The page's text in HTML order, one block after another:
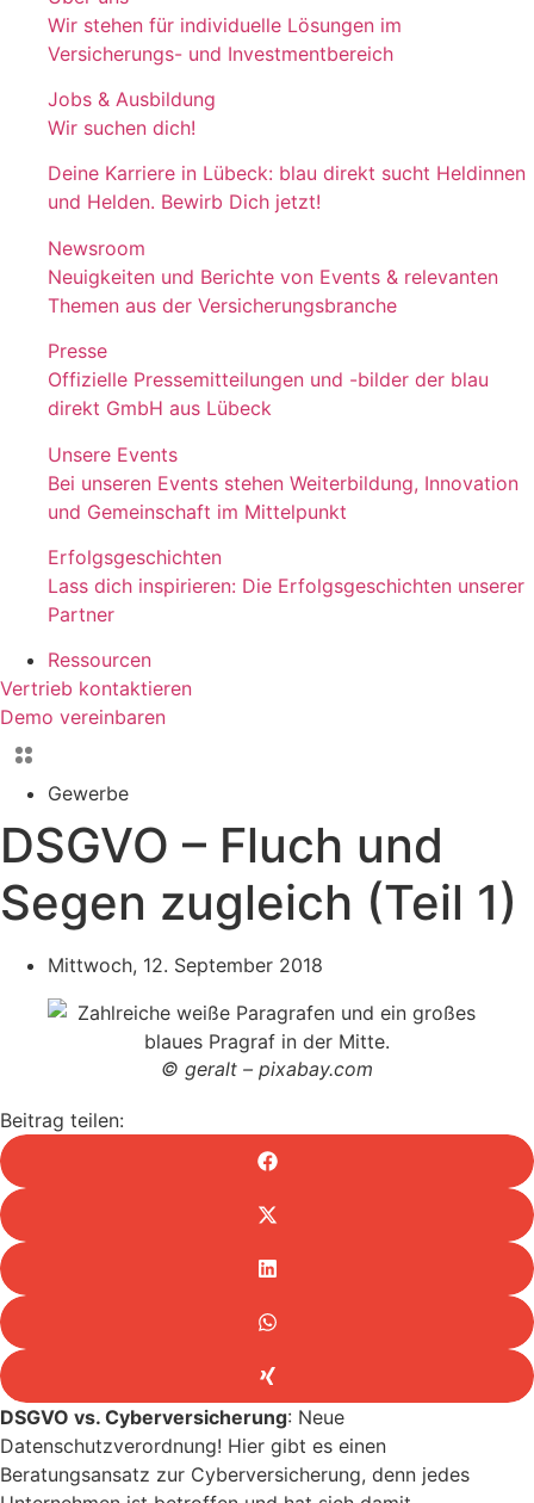
Wir stehen für individuelle Lösungen im
Versicherungs- und Investmentbereich
Jobs & Ausbildung
Wir suchen dich!
Deine Karriere in Lübeck: blau direkt sucht Heldinnen
und Helden. Bewirb Dich jetzt!
Newsroom
Neuigkeiten und Berichte von Events & relevanten
Themen aus der Versicherungsbranche
Presse
Offizielle Pressemitteilungen und -bilder der blau
direkt GmbH aus Lübeck
Unsere Events
Bei unseren Events stehen Weiterbildung, Innovation
und Gemeinschaft im Mittelpunkt
Erfolgsgeschichten
Lass dich inspirieren: Die Erfolgsgeschichten unserer
Partner
Ressourcen
Vertrieb kontaktieren
Demo vereinbaren
Gewerbe
DSGVO – Fluch und
Segen zugleich (Teil 1)
Mittwoch, 12. September 2018
© geralt – pixabay.com
Beitrag teilen:
DSGVO vs. Cyberversicherung: Neue
Datenschutzverordnung! Hier gibt es einen
Beratungsansatz zur Cyberversicherung, denn jedes